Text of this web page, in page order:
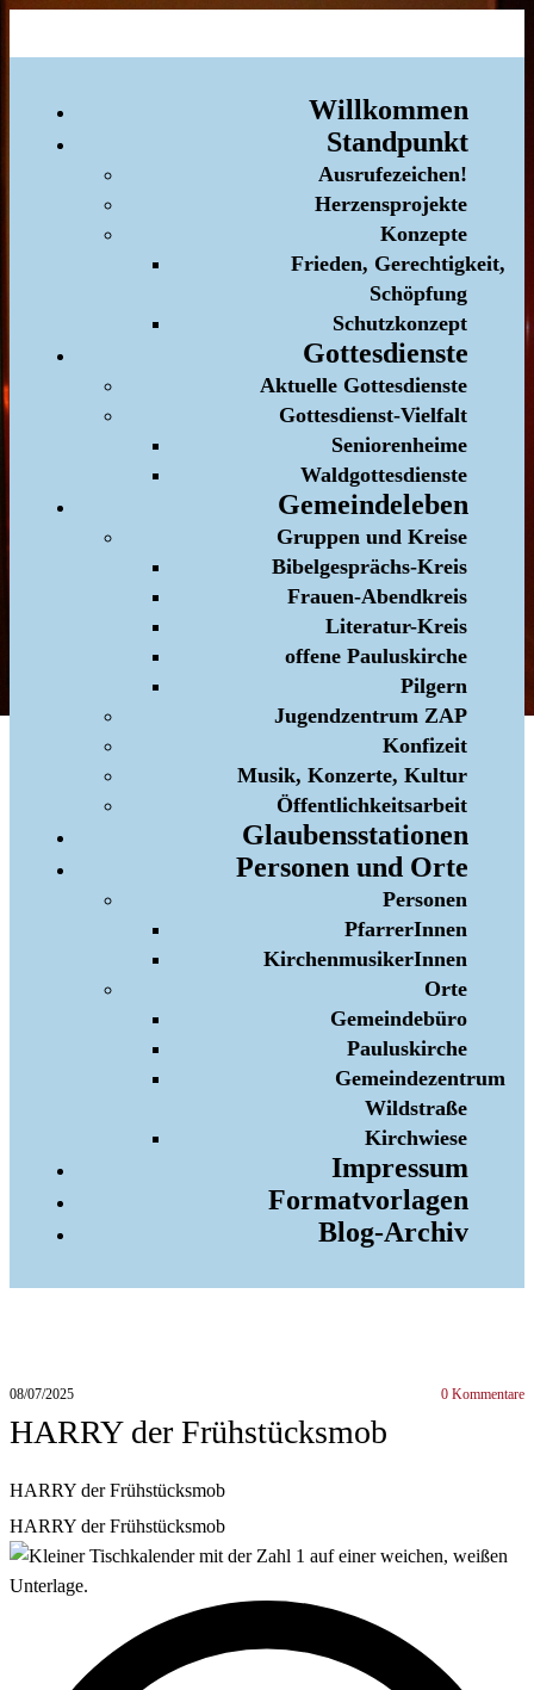
Willkommen
Standpunkt
Ausrufezeichen!
Herzensprojekte
Konzepte
Frieden, Gerechtigkeit,
Schöpfung
Schutzkonzept
Gottesdienste
Aktuelle Gottesdienste
Gottesdienst-Vielfalt
Seniorenheime
Waldgottesdienste
Gemeindeleben
Gruppen und Kreise
Bibelgesprächs-Kreis
Frauen-Abendkreis
Literatur-Kreis
offene Pauluskirche
Pilgern
Jugendzentrum ZAP
Konfizeit
Musik, Konzerte, Kultur
Öffentlichkeitsarbeit
Glaubensstationen
Personen und Orte
Personen
PfarrerInnen
KirchenmusikerInnen
Orte
Gemeindebüro
Pauluskirche
Gemeindezentrum
Wildstraße
Kirchwiese
Impressum
Formatvorlagen
Blog-Archiv
08/07/2025 0 Kommentare
HARRY der Frühstücksmob
HARRY der Frühstücksmob
HARRY der Frühstücksmob